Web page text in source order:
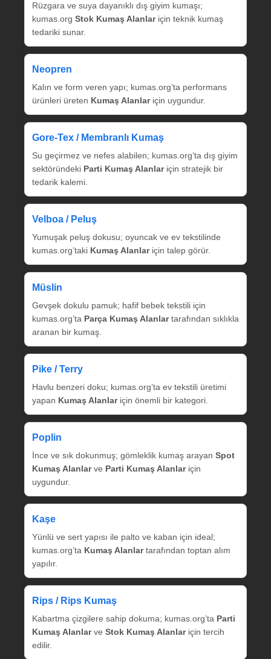
Rüzgara ve suya dayanıklı dış giyim kumaşı;
kumas.org Stok Kumaş Alanlariçin teknik kumaş
tedariki sunar.
Neopren
Kalın ve form veren yapı; kumas.org’ta performans
ürünleri üreten Kumaş Alanlariçin uygundur.
Gore‑Tex / Membranlı Kumaş
Su geçirmez ve nefes alabilen; kumas.org’ta dış giyim
sektöründeki Parti Kumaş Alanlariçin stratejik bir
tedarik kalemi.
Velboa / Peluş
Yumuşak peluş dokusu; oyuncak ve ev tekstilinde
kumas.org’taki Kumaş Alanlariçin talep görür.
Müslin
Gevşek dokulu pamuk; hafif bebek tekstili için
kumas.org’ta Parça Kumaş Alanlartarafından sıklıkla
aranan bir kumaş.
Pike / Terry
Havlu benzeri doku; kumas.org’ta ev tekstili üretimi
yapan Kumaş Alanlariçin önemli bir kategori.
Poplin
İnce ve sık dokunmuş; gömleklik kumaş arayan Spot
Kumaş Alanlarve Parti Kumaş Alanlariçin
uygundur.
Kaşe
Yünlü ve sert yapısı ile palto ve kaban için ideal;
kumas.org’ta Kumaş Alanlartarafından toptan alım
yapılır.
Rips / Rips Kumaş
Kabartma çizgilere sahip dokuma; kumas.org’ta Parti
Kumaş Alanlarve Stok Kumaş Alanlariçin tercih
edilir.